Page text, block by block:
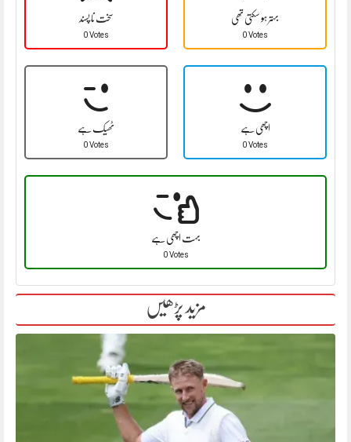
سخت نا پسند
0 Votes
بہتر ہو سکتی تھی
0 Votes
ٹھیک ہے
0 Votes
اچھی ہے
0 Votes
بہت اچھی ہے
0 Votes
مزید پڑھیں